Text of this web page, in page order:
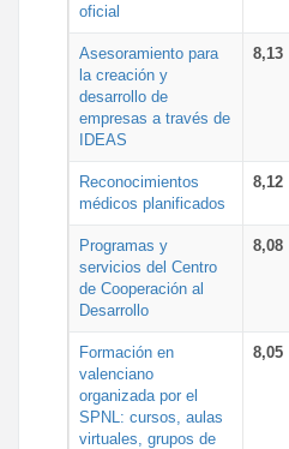
oficial
Asesoramiento para
la creación y
desarrollo de
empresas a través de
IDEAS
8,13
Reconocimientos
médicos planificados
8,12
Programas y
servicios del Centro
de Cooperación al
Desarrollo
8,08
Formación en
valenciano
organizada por el
SPNL: cursos, aulas
virtuales, grupos de
8,05